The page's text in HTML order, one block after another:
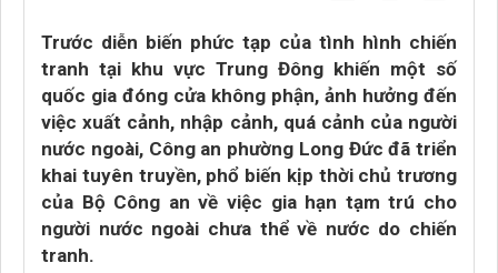
Trước diễn biến phức tạp của tình hình chiến
tranh tại khu vực Trung Đông khiến một số
quốc gia đóng cửa không phận, ảnh hưởng đến
việc xuất cảnh, nhập cảnh, quá cảnh của người
nước ngoài, Công an phường Long Đức đã triển
khai tuyên truyền, phổ biến kịp thời chủ trương
của Bộ Công an về việc gia hạn tạm trú cho
người nước ngoài chưa thể về nước do chiến
tranh.